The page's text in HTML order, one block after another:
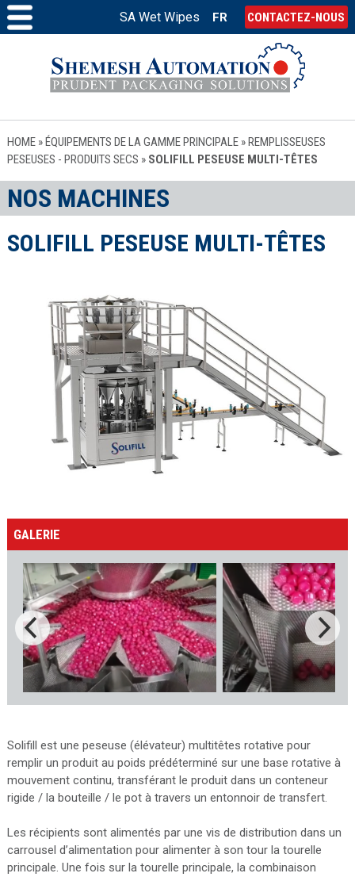
SA Wet Wipes FR CONTACTEZ-NOUS
HOME»ÉQUIPEMENTS DE LA GAMME PRINCIPALE»REMPLISSEUSES
PESEUSES - PRODUITS SECS » SOLIFILL PESEUSE MULTI-TÊTES
NOS MACHINES
SOLIFILL PESEUSE MULTI-TÊTES
GALERIE
Solifill est une peseuse (élévateur) multitêtes rotative pour
remplir un produit au poids prédéterminé sur une base rotative à
mouvement continu, transférant le produit dans un conteneur
rigide / la bouteille / le pot à travers un entonnoir de transfert.
Les récipients sont alimentés par une vis de distribution dans un
carrousel d’alimentation pour alimenter à son tour la tourelle
principale. Une fois sur la tourelle principale, la combinaison